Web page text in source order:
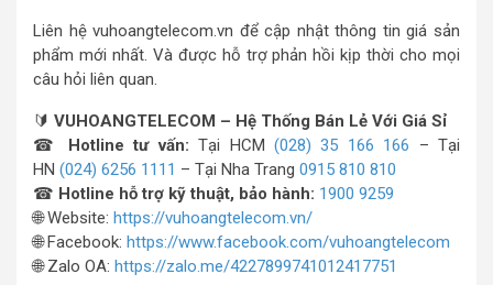
Liên hệ vuhoangtelecom.vn để cập nhật thông tin giá sản
phẩm mới nhất. Và được hỗ trợ phản hồi kịp thời cho mọi
câu hỏi liên quan.
🔰 VUHOANGTELECOM – Hệ Thống Bán Lẻ Với Giá Sỉ
☎ Hotline tư vấn: Tại HCM (028) 35 166 166 – Tại
HN (024) 6256 1111 – Tại Nha Trang 0915 810 810
☎ Hotline hỗ trợ kỹ thuật, bảo hành: 1900 9259
🌐 Website: https://vuhoangtelecom.vn/
🌐 Facebook: https://www.facebook.com/vuhoangtelecom
🌐 Zalo OA: https://zalo.me/4227899741012417751